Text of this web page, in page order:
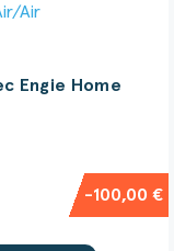
Engie Home
-100,00 €